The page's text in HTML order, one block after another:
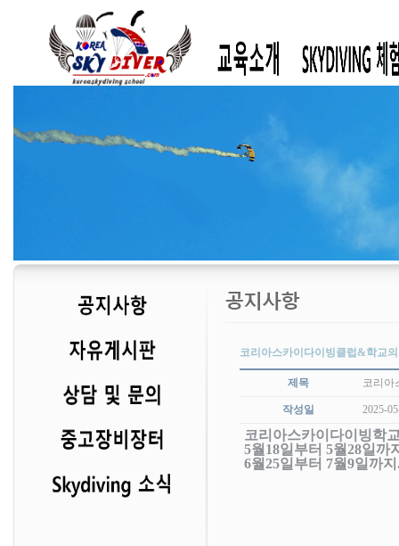
코리아스카이다이빙클럽&학교
제목 코리아
작성일 2025-
코리아스카이다이빙학
5월18일부터 5월28일까
6월25일부터 7월9일까